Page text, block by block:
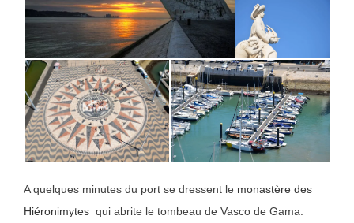
A quelques minutes du port se dressent le monastère des
Hiéronimytes qui abrite le tombeau de Vasco de Gama.